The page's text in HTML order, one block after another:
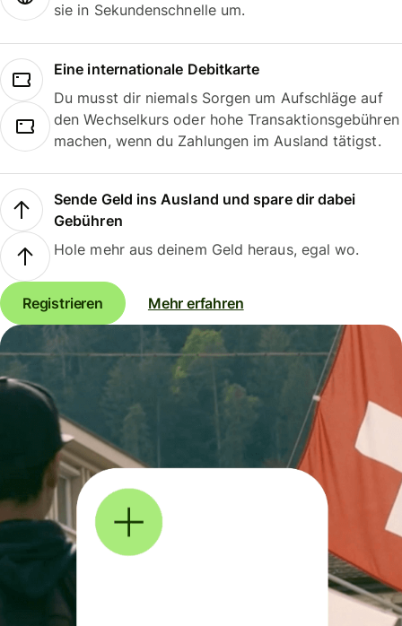
sie in Sekundenschnelle um.
Eine internationale Debitkarte
Du musst dir niemals Sorgen um Aufschläge auf
den Wechselkurs oder hohe Transaktionsgebühren
machen, wenn du Zahlungen im Ausland tätigst.
Sende Geld ins Ausland und spare dir dabei
Gebühren
Hole mehr aus deinem Geld heraus, egal wo.
Registrieren Mehr erfahren